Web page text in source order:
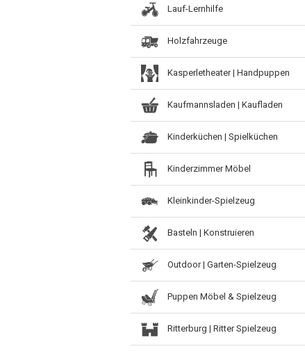
Lauf-Lernhilfe
Holzfahrzeuge
Kasperletheater | Handpuppen
Kaufmannsladen | Kaufladen
Kinderküchen | Spielküchen
Kinderzimmer Möbel
Kleinkinder-Spielzeug
Basteln | Konstruieren
Outdoor | Garten-Spielzeug
Puppen Möbel & Spielzeug
Ritterburg | Ritter Spielzeug